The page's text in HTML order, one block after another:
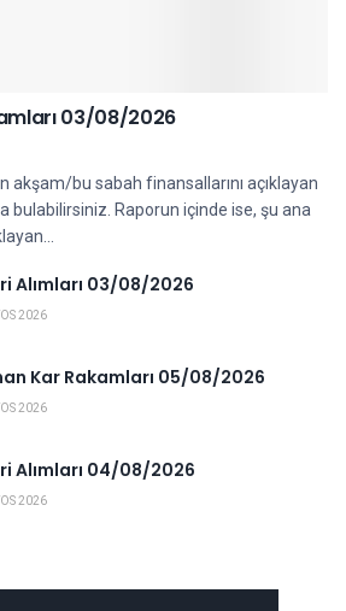
03/08/2026
akşam/bu sabah finansallarını açıklayan
bulabilirsiniz. Raporun içinde ise, şu ana
Alımları 03/08/2026
2026
Kar Rakamları 05/08/2026
2026
Alımları 04/08/2026
2026